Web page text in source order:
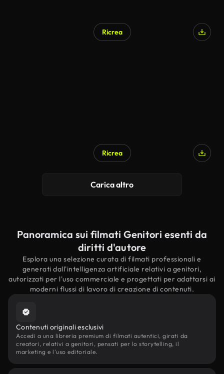
Ricrea
Ricrea
Carica altro
Panoramica sui filmati Genitori esenti da
diritti d'autore
Esplora una selezione curata di filmati professionali e
generati dall'intelligenza artificiale relativi a genitori,
autorizzati per l'uso commerciale e progettati per adattarsi ai
moderni flussi di lavoro di creazione di contenuti.
Contenuti originali esclusivi
Accedi a una libreria premium di filmati autentici, girati da
creatori, relativi a genitori, pensati per lo storytelling, il
marketing e l'uso editoriale.